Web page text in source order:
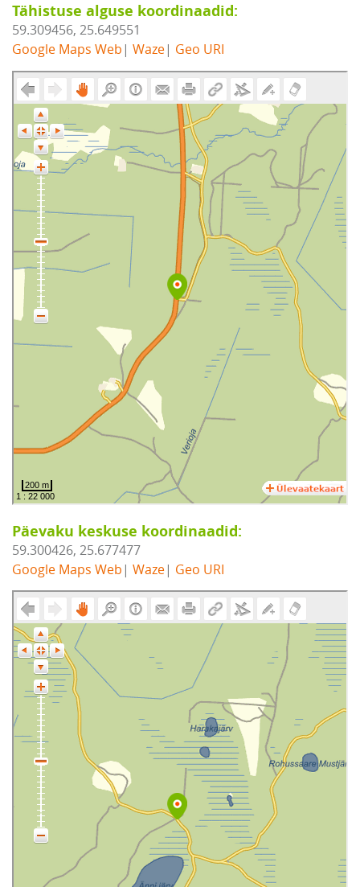
Tähistuse alguse koordinaadid:
59.309456, 25.649551
Google Maps Web | Waze| Geo URI
Päevaku keskuse koordinaadid:
59.300426, 25.677477
Google Maps Web | Waze| Geo URI